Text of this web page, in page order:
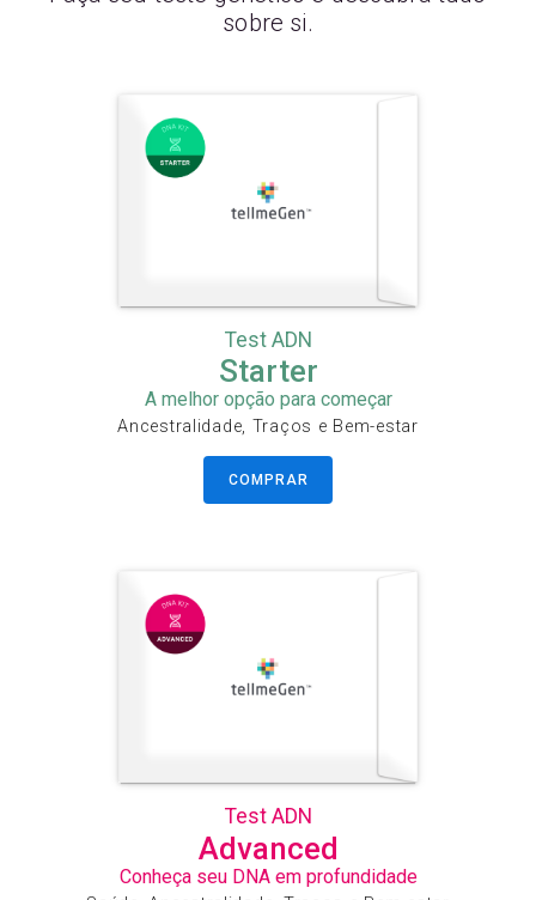
sobre si.
Test ADN
Starter
A melhor opção para começar
Ancestralidade, Traços e Bem-estar
COMPRAR
Test ADN
Advanced
Conheça seu DNA em profundidade